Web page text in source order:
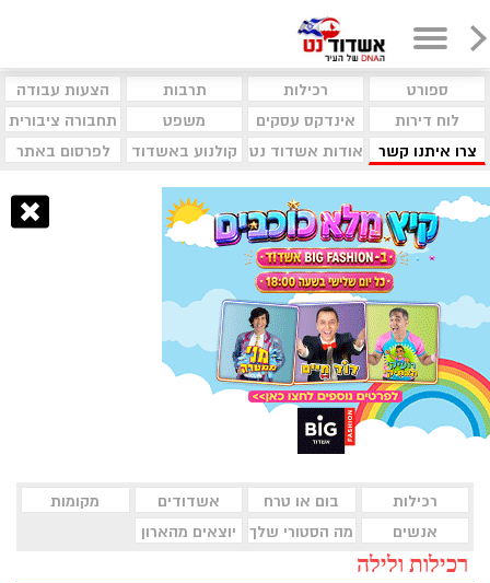
ספורט רכילות תרבות
הצעות עבודה
לוח דירות
אינדקס עסקים משפט
תחבורה ציבורית
צרו איתנו קשר
אודות אשדוד נט קולנוע באשדוד לפרסום באתר
רכילות בום או טרח אשדודים
מקומות
אנשים
מה הסטורי שלך יוצאים מהארון
רכילות ולילה